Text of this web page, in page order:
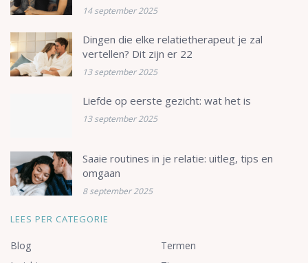
14 september 2025
Dingen die elke relatietherapeut je zal
vertellen? Dit zijn er 22
13 september 2025
Liefde op eerste gezicht: wat het is
13 september 2025
Saaie routines in je relatie: uitleg, tips en
omgaan
8 september 2025
LEES PER CATEGORIE
Blog
Termen